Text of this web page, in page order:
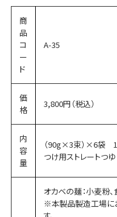
商
品
コ
ー
ド
A-35
価
格
3,800円（税込）
内
容
量
（90g×3束）×6袋
つけ用ストレートつ
オカベの麺：小麦粉
※本製品製造工場に